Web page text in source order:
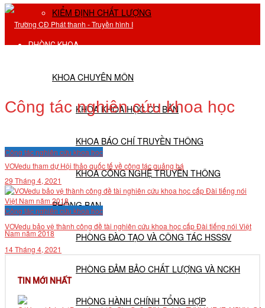
KIỂM ĐỊNH CHẤT LƯỢNG
PHÒNG KHOA
KHOA CHUYÊN MÔN
KHOA KHOA HỌC CƠ BẢN
KHOA BÁO CHÍ TRUYỀN THÔNG
KHOA CÔNG NGHỆ TRUYỀN THÔNG
PHÒNG BAN
PHÒNG ĐÀO TẠO VÀ CÔNG TÁC HSSSV
PHÒNG ĐẢM BẢO CHẤT LƯỢNG VÀ NCKH
PHÒNG HÀNH CHÍNH TỔNG HỢP
Công tác nghiên cứu khoa học
Công tác nghiên cứu khoa học
VOVedu tham dự Hội thảo quốc tế về công tác quảng bá
29 Tháng 4, 2021
Công tác nghiên cứu khoa học
VOVedu bảo vệ thành công đề tài nghiên cứu khoa học cấp Đài tiếng nói Việt
Nam năm 2018
14 Tháng 4, 2021
TIN MỚI NHẤT